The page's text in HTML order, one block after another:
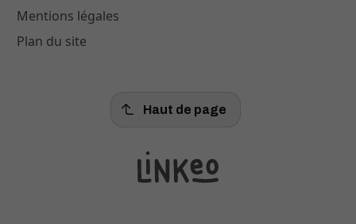
Mentions légales
Plan du site
Haut de page